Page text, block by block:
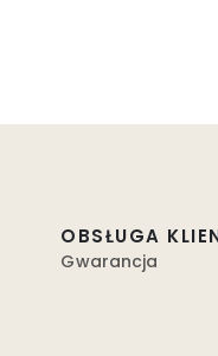
OBSŁUGA
Gwarancja